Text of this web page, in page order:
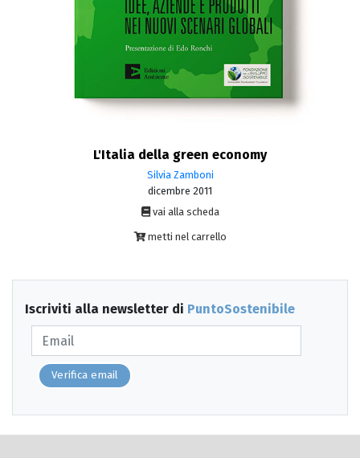
L'Italia della green economy
Silvia Zamboni
dicembre 2011
vai alla scheda
metti nel carrello
Iscriviti alla newsletter di PuntoSostenibile
Verifica email